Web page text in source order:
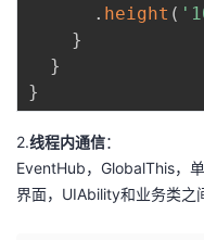
. height (
}
}
}
2.线程内通信：
EventHub，GlobalThis，
界面，UIAbility和业务类之